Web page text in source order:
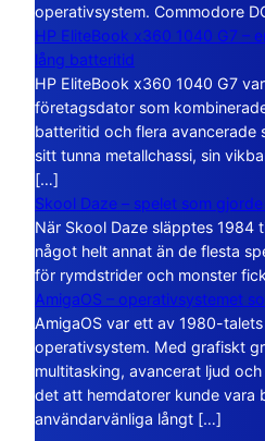
operativsystem. Commodore
HP EliteBook x360 1040 G7 –
lång batteritid
HP EliteBook x360 1040 G7
företagsdator som
batteritid och flera avancerade
sitt tunna metallchassi, sin
[…]
Skool Daze – spelet som
När Skool Daze släpptes 1984
något helt annat än de flesta
för rymdstrider och monster
AmigaOS – operativsystemet
AmigaOS var ett av 1980-
operativsystem. Med grafiskt
multitasking, avancerat ljud
det att hemdatorer kunde vara
användarvänliga långt […]